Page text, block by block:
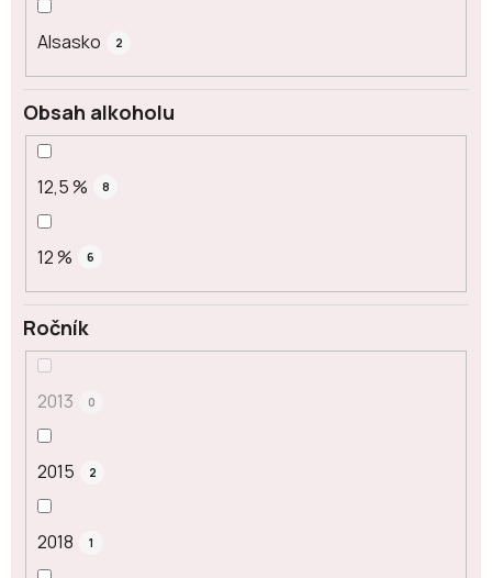
Alsasko 2
Obsah alkoholu
12,5 % 8
12 % 6
Ročník
2013 0
2015 2
2018 1